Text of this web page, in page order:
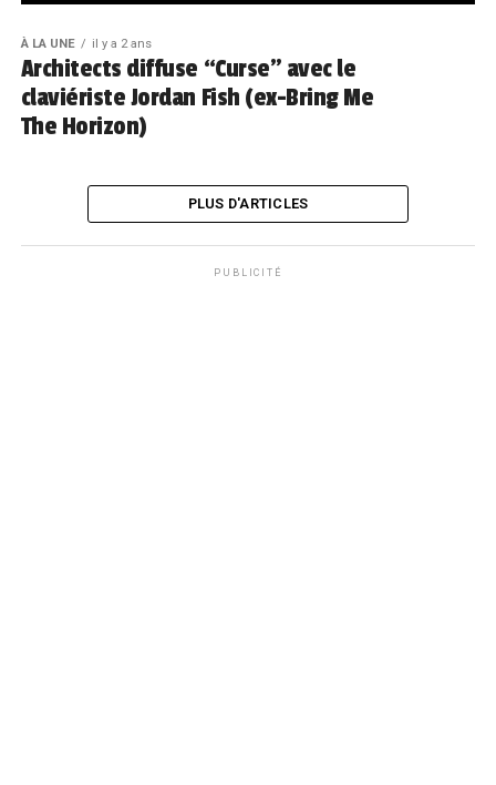
À LA UNE il y a 2 ans
Architects diffuse “Curse” avec le
claviériste Jordan Fish (ex-Bring Me
The Horizon)
PLUS D'ARTICLES
PUBLICITÉ